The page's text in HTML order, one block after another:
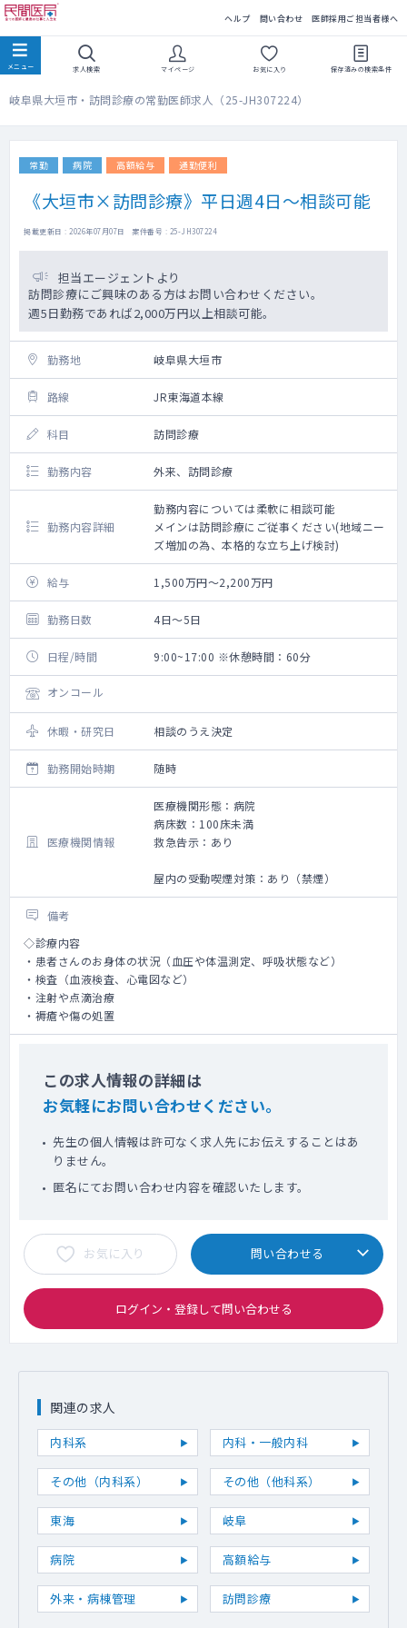
ヘルプ 問い合わせ 医師採用ご担当者様へ
求人検索 マイページ お気に入り 保存済みの検索条件
岐阜県大垣市・訪問診療の常勤医師求人（25-JH307224）
常勤 病院 高額給与 通勤便利
《大垣市×訪問診療》平日週4日～相談可能
掲載更新日 : 2026年07月07日 案件番号 : 25-JH307224
担当エージェントより
訪問診療にご興味のある方はお問い合わせください。
週5日勤務であれば2,000万円以上相談可能。
勤務地 岐阜県大垣市
路線 JR東海道本線
科目 訪問診療
勤務内容 外来、訪問診療
勤務内容詳細
勤務内容については柔軟に相談可能
メインは訪問診療にご従事ください(地域ニー
ズ増加の為、本格的な立ち上げ検討)
給与 1,500万円～2,200万円
勤務日数 4日～5日
日程/時間 9:00~17:00 ※休憩時間：60分
オンコール
休暇・研究日 相談のうえ決定
勤務開始時期 随時
医療機関情報
医療機関形態：病院
病床数：100床未満
救急告示：あり
屋内の受動喫煙対策：あり（禁煙）
備考
◇診療内容
・患者さんのお身体の状況（血圧や体温測定、呼吸状態など）
・検査（血液検査、心電図など）
・注射や点滴治療
・褥瘡や傷の処置
この求人情報の詳細は
お気軽にお問い合わせください。
先生の個人情報は許可なく求人先にお伝えすることはあ
りません。
匿名にてお問い合わせ内容を確認いたします。
お気に入り 問い合わせる
ログイン・登録して問い合わせる
関連の求人
内科系 内科・一般内科
その他（内科系） その他（他科系）
東海 岐阜
病院 高額給与
外来・病棟管理 訪問診療